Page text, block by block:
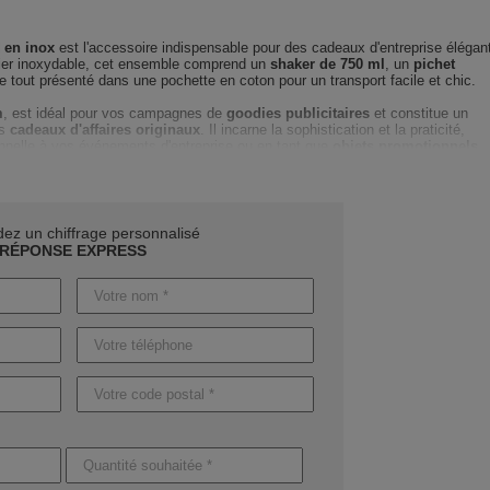
en inox est l'accessoire indispensable pour des cadeaux d'entreprise
inoxydable, cet ensemble comprend un shaker de 750 ml , un pichet
tout présenté dans une pochette en coton pour un transport facile et chic.
, est idéal pour vos campagnes de goodies publicitaires et constitue un
cadeaux d'affaires originaux . Il incarne la sophistication et la praticité,
un suivi réactif et une qualité irréprochable.
: comptez 4 jours ouvrables pour un set sans marquage, et entre 8 et
Pour des besoins urgents, une production express est envisageable
délais
leset BOSTON. Ne tardez plus et demandez
produit à votre stratégie marketing dès aujourd'hui !
un chiffrage personnalisé
RÉPONSE EXPRESS